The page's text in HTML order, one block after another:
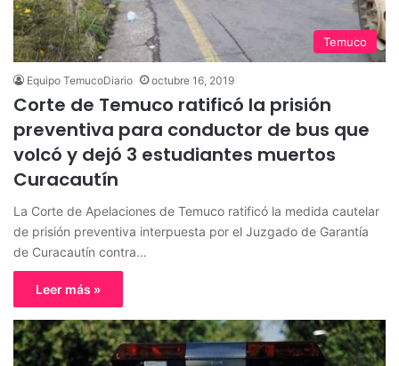
Temuco
Equipo TemucoDiario octubre 16, 2019
Corte de Temuco ratificó la prisión
preventiva para conductor de bus que
volcó y dejó 3 estudiantes muertos
Curacautín
La Corte de Apelaciones de Temuco ratificó la medida cautelar
de prisión preventiva interpuesta por el Juzgado de Garantía
de Curacautín contra…
Leer más »